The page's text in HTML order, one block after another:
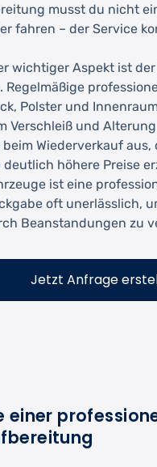
musst du nicht
fahren – der Service
wichtiger Aspekt ist
Regelmäßige
Polster und
Verschleiß und
beim Wiederverkauf
deutlich höhere Preise
ist eine
oft unerlässlich,
Beanstandungen zu
Jetzt Anfrage
einer